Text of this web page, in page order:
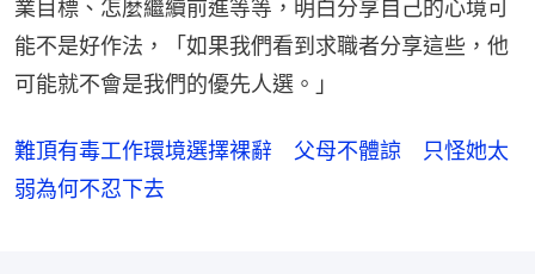
業目標、怎麼繼續前進等等，明白分享自己的心境可
能不是好作法，「如果我們看到求職者分享這些，他
可能就不會是我們的優先人選。」
難頂有毒工作環境選擇裸辭 父母不體諒 只怪她太
弱為何不忍下去